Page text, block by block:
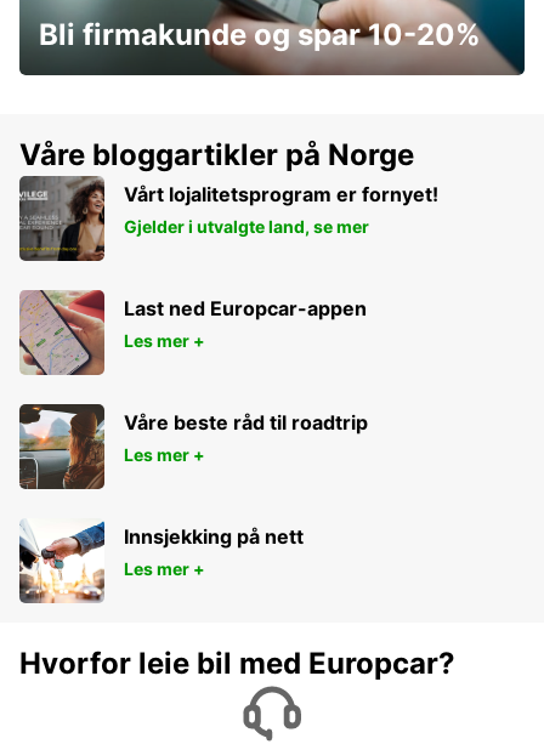
Bli firmakunde og spar 10-20%
Våre bloggartikler på Norge
Vårt lojalitetsprogram er fornyet!
Gjelder i utvalgte land, se mer
Last ned Europcar-appen
Les mer +
Våre beste råd til roadtrip
Les mer +
Innsjekking på nett
Les mer +
Hvorfor leie bil med Europcar?